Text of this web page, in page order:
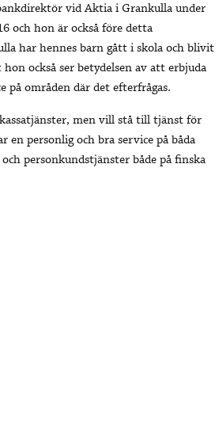
vid Aktia i Grankulla under
och hon är också före detta
har hennes barn gått i skola och blivit
också ser betydelsen av att erbjuda
på områden där det efterfrågas.
men vill stå till tjänst för
en personlig och bra service på båda
personkundstjänster både på finska